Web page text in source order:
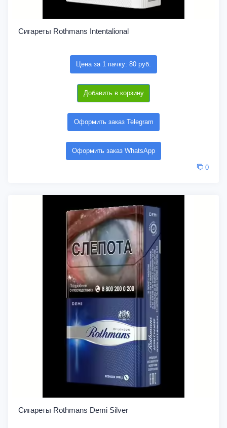
Сигареты Rothmans Intentalional
Цена за 1 пачку: 80 руб.
Добавить в корзину
Оформить заказ Telegram
Оформить заказ WhatsApp
0
Сигареты Rothmans Demi Silver